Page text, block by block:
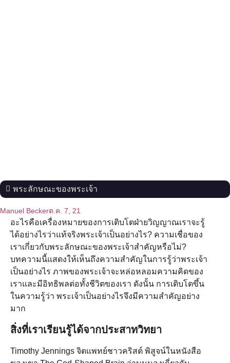
พระลักษณะของพระเจ้า
Manuel Beckerต.ค. 7, 21
อะไรคือเครื่องหมายของการเติบโตฝ่ายวิญญาณเราจะรู้
ได้อย่างไรว่าแท้จริงพระเจ้าเป็นอย่างไร? ความเชื่อของ
เราเกี่ยวกับพระลักษณะของพระเจ้าสำคัญหรือไม่?
บทความนี้แสดงให้เห็นถึงความสำคัญในการรู้ว่าพระเจ้า
เป็นอย่างไร ภาพของพระเจ้าจะหล่อหลอมความคิดของ
เราและมีอิทธิพลต่อทั้งชีวิตของเรา ดังนั้น การเติบโตขึ้น
ในความรู้ว่า พระเจ้าเป็นอย่างไรจึงมีความสำคัญอย่าง
มาก
สิ่งที่เราเรียนรู้ได้จากประสาทวิทยา
Timothy Jennings จิตแพทย์ชาวคริสต์ พิสูจน์ในหนังสือ